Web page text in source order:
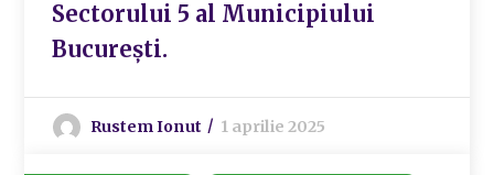
Sectorului 5 al Municipiului
București.
Rustem Ionut 1 aprilie 2025